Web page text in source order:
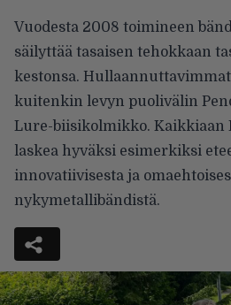
Vuodesta 2008 toimineen
säilyttää tasaisen tehokkaan
kestonsa.
kuitenkin levyn puolivälin
Lure-biisikolmikko. Kaikkiaan
laskea hyväksi esimerkiksi
innovatiivisesta ja
nykymetallibändistä.